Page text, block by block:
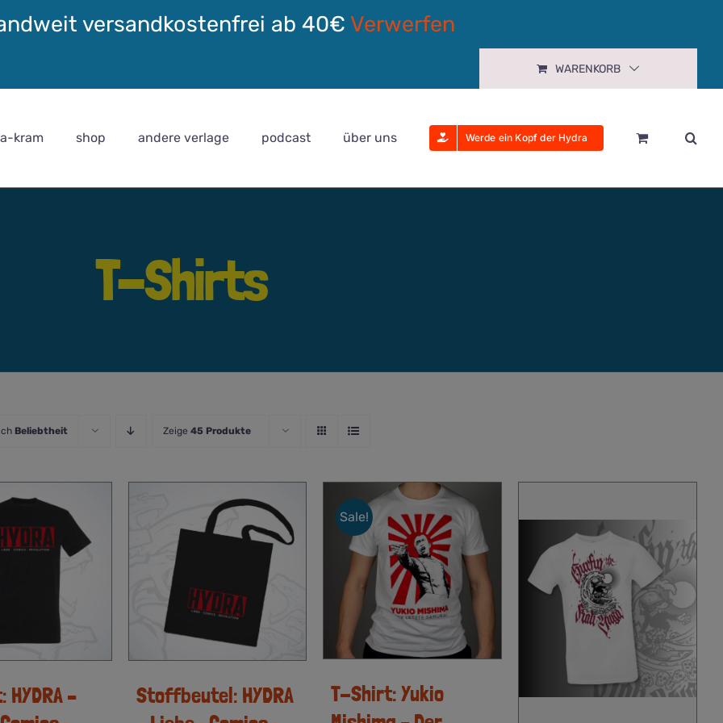
versandkostenfrei ab 40€ Verwerfen
WARENKORB
kram shop andere verlage podcast über uns Werde ein Kopf der Hydra
T-Shirts
Beliebtheit Zeige 45 Produkte
–
Stoffbeutel: HYDRA
Sale!
T-Shirt: Yukio